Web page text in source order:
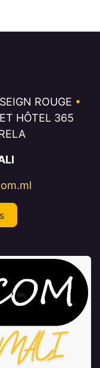
ROUGE •
HÔTEL 365